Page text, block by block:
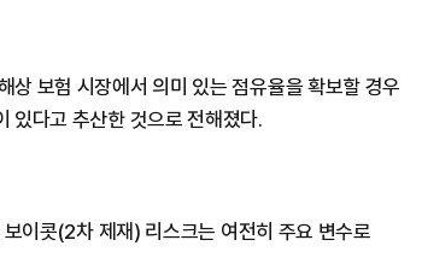
상 보험 시장에서 의미 있는 점유율을 확보할 경우
있다고 추산한 것으로 전해졌다.
이콧(2차 제재) 리스크는 여전히 주요 변수로